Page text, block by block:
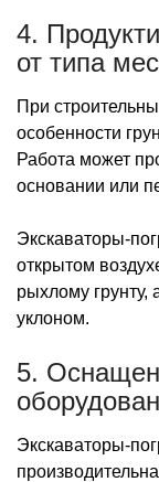
4.
от типа
При
особенности
Работа может
основании или
Экскаваторы-
открытом
рыхлому грунту,
уклоном.
5.
Экскаваторы-